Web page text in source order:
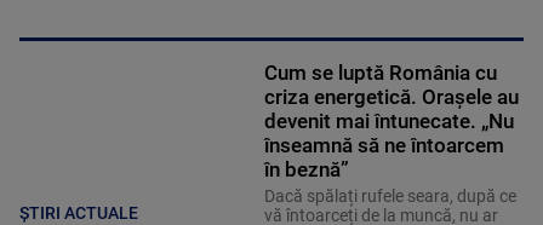
ȘTIRI ACTUALE
Cum se luptă România cu
criza energetică. Orașele au
devenit mai întunecate. „Nu
înseamnă să ne întoarcem
în beznă”
Dacă spălați rufele seara, după ce
vă întoarceți de la muncă, nu ar